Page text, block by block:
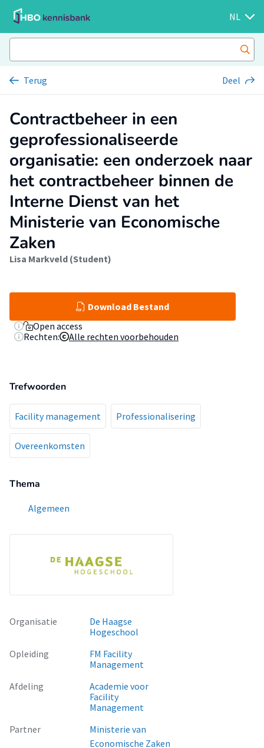
NL
Terug Deel
Contractbeheer in een
geprofessionaliseerde
organisatie: een onderzoek naar
het contractbeheer binnen de
Interne Dienst van het
Ministerie van Economische
Zaken
Lisa Markveld (Student)
Download Bestand
Open access
Rechten:
Alle rechten voorbehouden
Trefwoorden
Facility management Professionalisering
Overeenkomsten
Thema
Algemeen
Organisatie
De Haagse
Hogeschool
Opleiding
FM Facility
Management
Afdeling
Academie voor
Facility
Management
Partner
Ministerie van
Economische Zaken